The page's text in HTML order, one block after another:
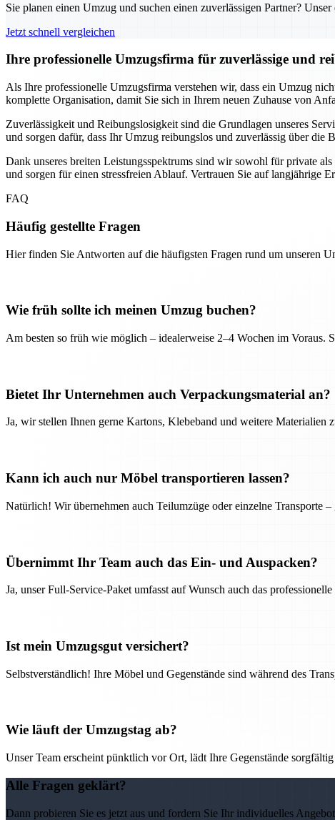
Sie planen einen Umzug und suchen einen zuverlässigen Partner?
Jetzt schnell vergleichen
Ihre professionelle Umzugsfirma für zuverlässige und
Als Ihre professionelle Umzugsfirma verstehen wir, dass ein Umzug
komplette Organisation, damit Sie sich in Ihrem neuen Zuhause von
Zuverlässigkeit und Reibungslosigkeit sind die Grundlagen unseres
und sorgen dafür, dass Ihr Umzug reibungslos und zuverlässig über
Dank unseres breiten Leistungsspektrums sind wir sowohl für private
und sorgen für einen stressfreien Ablauf. Vertrauen Sie auf langjährige
FAQ
Häufig gestellte Fragen
Hier finden Sie Antworten auf die häufigsten Fragen rund um unseren
Wie früh sollte ich meinen Umzug buchen?
Am besten so früh wie möglich – idealerweise 2–4 Wochen im Voraus.
Bietet Ihr Unternehmen auch Verpackungsmaterial an?
Ja, wir stellen Ihnen gerne Kartons, Klebeband und weitere Materialien
Kann ich auch nur Möbel transportieren lassen?
Natürlich! Wir übernehmen auch Teilumzüge oder einzelne Transporte
Übernimmt Ihr Team auch das Ein- und Auspacken?
Ja, unser Full-Service-Paket umfasst auf Wunsch auch das
Ist mein Umzugsgut versichert?
Selbstverständlich! Ihre Möbel und Gegenstände sind während des
Wie läuft der Umzugstag ab?
Unser Team erscheint pünktlich vor Ort, lädt Ihre Gegenstände
Alle Fragen geklärt?
Dann probieren Sie es jetzt aus und fordern Sie Ihr individuelles